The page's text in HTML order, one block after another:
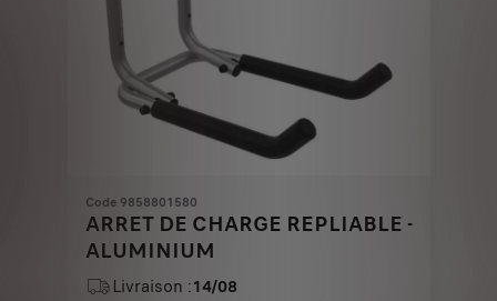
Code 9858801580
ARRET DE CHARGE REPLIABLE -
ALUMINIUM
Livraison :14/08